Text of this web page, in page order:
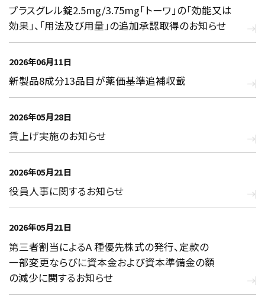
プラスグレル錠2.5mg/3.75mg「トーワ」の「効能又は
効果」、｢用法及び用量」の追加承認取得のお知らせ
2026年06月11日
新製品8成分13品目が薬価基準追補収載
2026年05月28日
賃上げ実施のお知らせ
2026年05月21日
役員人事に関するお知らせ
2026年05月21日
第三者割当によるA 種優先株式の発行、定款の
一部変更ならびに資本金および資本準備金の額
の減少に関するお知らせ